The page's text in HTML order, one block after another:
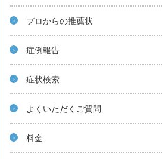
プロからの推薦状
症例報告
症状検索
よくいただくご質問
料金